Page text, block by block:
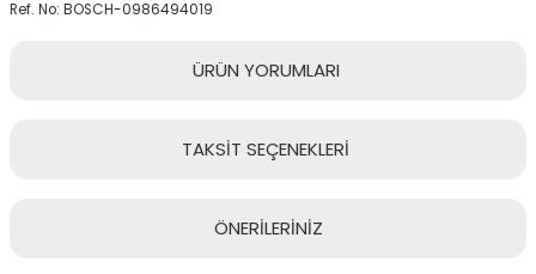
Ref. No: BOSCH-0986494019
ÜRÜN YORUMLARI
TAKSİT SEÇENEKLERİ
ÖNERİLERİNİZ